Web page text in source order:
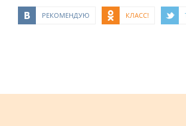
РЕКОМЕНДУЮ КЛАСС!